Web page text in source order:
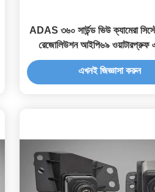
ADAS ৩৬০ সার্উন্ড ভিউ ক্যামেরা
রেজোলিউশন আইপি৬৯ ওয়াটারপ্রুফ
অবজেক্ট ডিটেকশন সহ
এখনই জিজ্ঞাসা করুন